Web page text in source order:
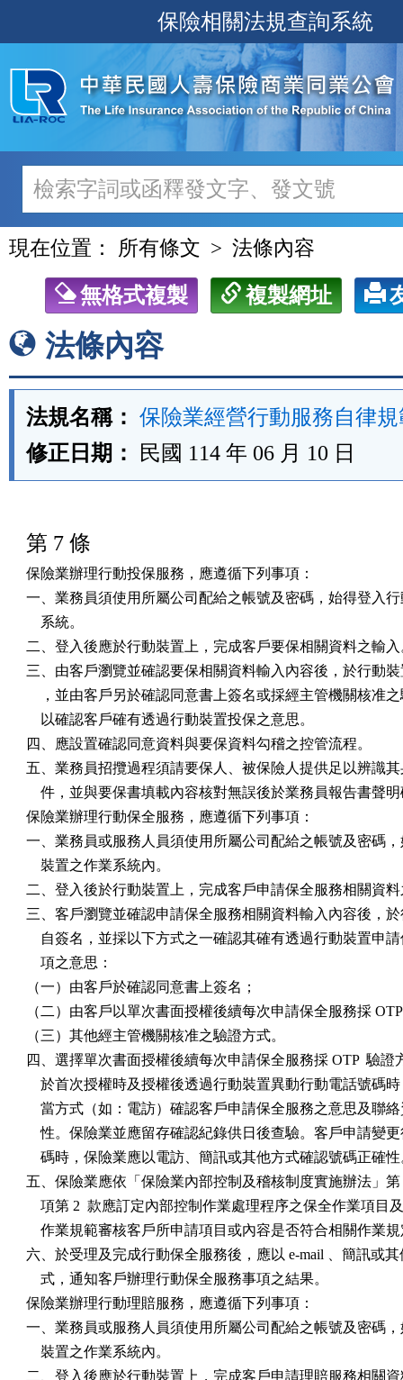
至
主
內
容
保險相關法規查詢系統
現在位置： 所有條文 法條內容
無格式複製 複製網址
法條內容
法規名稱： 保險業經營行動服務自律規
修正日期：
民國 114 年 06 月 10 日
第 7 條
保險業辦理行動投保服務，應遵循下列事項：
一、業務員須使用所屬公司配給之帳號及密碼，始得登入
    系統。
二、登入後應於行動裝置上，完成客戶要保相關資料之輸入
三、由客戶瀏覽並確認要保相關資料輸入內容後，於行動
，並由客戶另於確認同意書上簽名或採經主管機關核准
    以確認客戶確有透過行動裝置投保之意思。
四、應設置確認同意資料與要保資料勾稽之控管流程。
五、業務員招攬過程須請要保人、被保險人提供足以辨識
件，並與要保書填載內容核對無誤後於業務員報告書聲
保險業辦理行動保全服務，應遵循下列事項：
一、業務員或服務人員須使用所屬公司配給之帳號及密碼
    裝置之作業系統內。
二、登入後於行動裝置上，完成客戶申請保全服務相關資
三、客戶瀏覽並確認申請保全服務相關資料輸入內容後，
自簽名，並採以下方式之一確認其確有透過行動裝置申
    項之意思：
（一）由客戶於確認同意書上簽名；
（二）由客戶以單次書面授權後續每次申請保全服務採
（三）其他經主管機關核准之驗證方式。
四、選擇單次書面授權後續每次申請保全服務採 OTP  驗證
於首次授權時及授權後透過行動裝置異動行動電話號碼
當方式（如：電訪）確認客戶申請保全服務之意思及聯
性。保險業並應留存確認紀錄供日後查驗。客戶申請變
碼時，保險業應以電訪、簡訊或其他方式確認號碼正確
五、保險業應依「保險業內部控制及稽核制度實施辦法」第
項第 2  款應訂定內部控制作業處理程序之保全作業項目
作業規範審核客戶所申請項目或內容是否符合相關作業
六、於受理及完成行動保全服務後，應以 e-mail 、簡訊或
    式，通知客戶辦理行動保全服務事項之結果。
保險業辦理行動理賠服務，應遵循下列事項：
一、業務員或服務人員須使用所屬公司配給之帳號及密碼
    裝置之作業系統內。
二、登入後應於行動裝置上，完成客戶申請理賠服務相關